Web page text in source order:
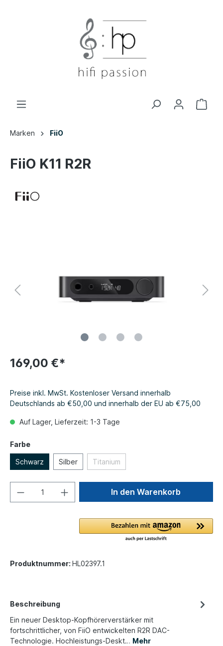
Marken FiiO
FiiO K11 R2R
169,00 €*
Preise inkl. MwSt. Kostenloser Versand innerhalb
Deutschlands ab €50,00 und innerhalb der EU ab €75,00
Auf Lager, Lieferzeit: 1-3 Tage
Farbe
Schwarz Silber Titanium
In den Warenkorb
Produktnummer: HL02397.1
Beschreibung
Ein neuer Desktop-Kopfhörerverstärker mit
fortschrittlicher, von FiiO entwickelten R2R DAC-
Technologie. Hochleistungs-Deskt… Mehr